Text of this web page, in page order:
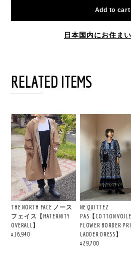
Add to cart
日本国内にお住ま
RELATED ITEMS
THE NORTH FACE ノース
フェイス【MATERNITY
OVERALL】
¥16,940
NE QUITTEZ
PAS【COTTON VOILE
FLOWER BORDER
LADDER DRESS】
¥29,700